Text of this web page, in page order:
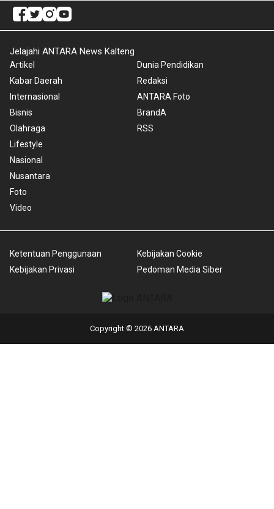
Jelajahi ANTARA News Kalteng
Artikel
Kabar Daerah
Internasional
Bisnis
Olahraga
Lifestyle
Nasional
Nusantara
Foto
Video
Dunia Pendidikan
Redaksi
ANTARA Foto
BrandA
RSS
Ketentuan Penggunaan
Kebijakan Privasi
Kebijakan Cookie
Pedoman Media Siber
Copyright © 2026 ANTARA